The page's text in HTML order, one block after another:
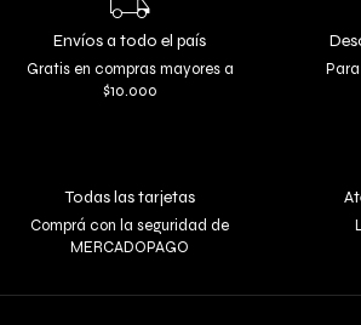
Envíos a todo el país
Gratis en compras mayores a
$10.000
Todas las tarjetas
Comprá con la seguridad de
MERCADOPAGO